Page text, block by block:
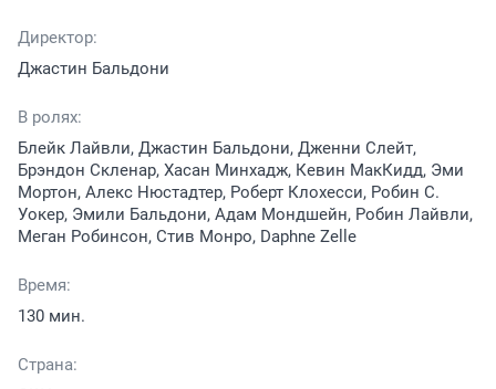
Директор:
Джастин Бальдони
В ролях:
Блейк Лайвли, Джастин Бальдони, Дженни Слейт,
Брэндон Скленар, Хасан Минхадж, Кевин МакКидд, Эми
Мортон, Алекс Нюстадтер, Роберт Клохесси, Робин С.
Уокер, Эмили Бальдони, Адам Мондшейн, Робин Лайвли,
Меган Робинсон, Стив Монро, Daphne Zelle
Время:
130 мин.
Страна: